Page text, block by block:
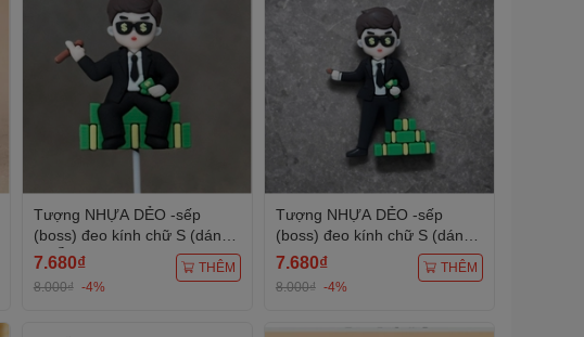
Tượng NHỰA DẺO -sếp
(boss) đeo kính chữ S (dáng
NGỒI).
7.680₫
8.000₫ -4%
THÊM
Tượng NHỰA DẺO -sếp
(boss) đeo kính chữ S (dáng
đứng).
7.680₫
8.000₫ -4%
THÊM